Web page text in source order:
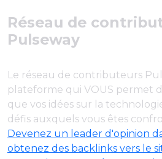
Réseau de
Pulseway
Le réseau de contributeurs
plateforme qui VOUS permet
que vos idées sur la
défis auxquels vous êtes
Devenez un leader d'opinion
obtenez des backlinks vers le